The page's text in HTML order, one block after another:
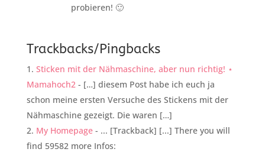
probieren! 🙂
Trackbacks/Pingbacks
Sticken mit der Nähmaschine, aber nun richtig! ⋆
Mamahoch2 - […] diesem Post habe ich euch ja
schon meine ersten Versuche des Stickens mit der
Nähmaschine gezeigt. Die waren […]
My Homepage- ... [Trackback] [...] There you will
find 59582 more Infos: